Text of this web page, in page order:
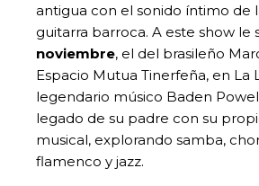
antigua con el sonido íntimo de
guitarra barroca. A este show le
noviembre, el del brasileño
Espacio Mutua Tinerfeña, en La
legendario músico Baden
legado de su padre con su
musical, explorando samba,
flamenco y jazz.